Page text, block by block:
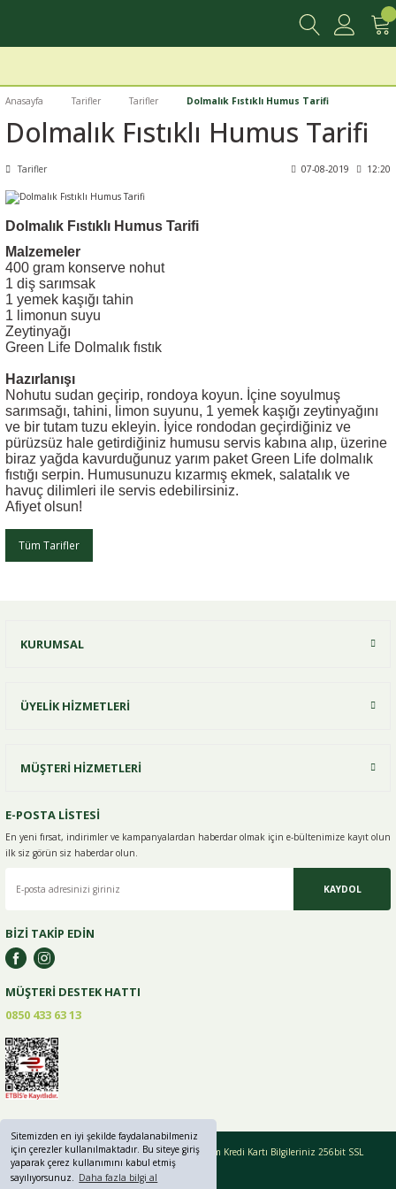
Sitemizden en iyi şekilde faydalanabilmeniz
için çerezler kullanılmaktadır. Bu siteye giriş
yaparak çerez kullanımını kabul etmiş
sayılıyorsunuz. Daha fazla bilgi al
Anasayfa Tarifler Tarifler Dolmalık Fıstıklı Humus Tarifi
Dolmalık Fıstıklı Humus Tarifi
Tarifler 07-08-2019 12:20
Dolmalık Fıstıklı Humus Tarifi
Malzemeler
400 gram konserve nohut
1 diş sarımsak
1 yemek kaşığı tahin
1 limonun suyu
Zeytinyağı
Green Life Dolmalık fıstık
Hazırlanışı
Nohutu sudan geçirip, rondoya koyun. İçine soyulmuş
sarımsağı, tahini, limon suyunu, 1 yemek kaşığı zeytinyağını
ve bir tutam tuzu ekleyin. İyice rondodan geçirdiğiniz ve
pürüzsüz hale getirdiğiniz humusu servis kabına alıp, üzerine
biraz yağda kavurduğunuz yarım paket Green Life dolmalık
fıstığı serpin. Humusunuzu kızarmış ekmek, salatalık ve
havuç dilimleri ile servis edebilirsiniz.
Afiyet olsun!
Tüm Tarifler
KURUMSAL
ÜYELİK HİZMETLERİ
MÜŞTERİ HİZMETLERİ
E-POSTA LİSTESİ
En yeni fırsat, indirimler ve kampanyalardan haberdar olmak için e-bültenimize kayıt olun
ilk siz görün siz haberdar olun.
KAYDOL
BİZİ TAKİP EDİN
MÜŞTERİ DESTEK HATTI
0850 433 63 13
Copyright © 2019 - 2024 greenlifebaharat.com Tüm Kredi Kartı Bilgileriniz 256bit SSL
Sertifikası ile korunmaktadır.